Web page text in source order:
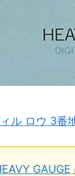
ル ロウ 3番
GAUGE